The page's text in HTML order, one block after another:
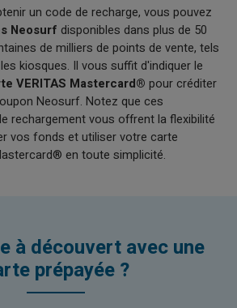
un code de recharge, vous pouvez
Neosurf disponibles dans plus de 50
de milliers de points de vente, tels
kiosques. Il vous suffit d'indiquer le
VERITAS Mastercard® pour créditer
Neosurf. Notez que ces
rechargement vous offrent la flexibilité
vos fonds et utiliser votre carte
en toute simplicité.
à découvert avec une
prépayée ?